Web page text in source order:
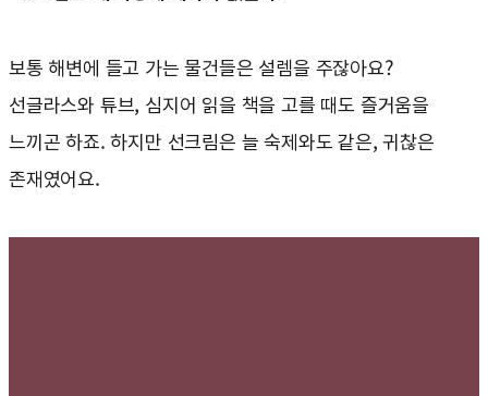
보통 해변에 들고 가는 물건들은 설렘을 주잖아요?
선글라스와 튜브, 심지어 읽을 책을 고를 때도 즐거움을
느끼곤 하죠. 하지만 선크림은 늘 숙제와도 같은, 귀찮은
존재였어요.